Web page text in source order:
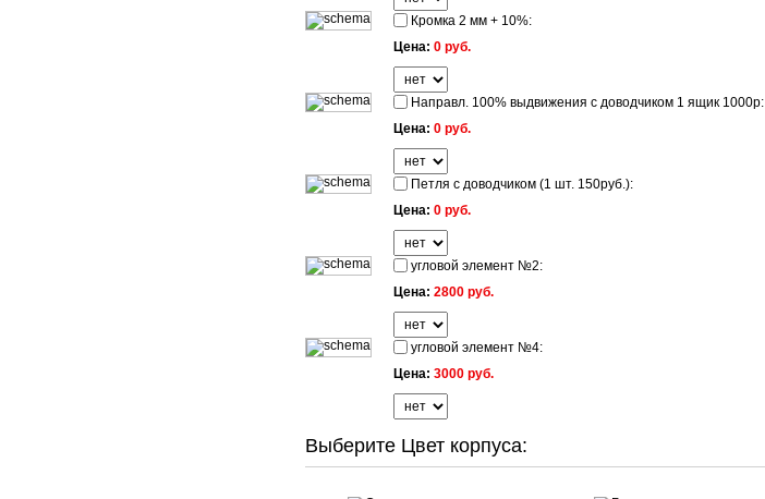
Кромка 2 мм + 10%:
Цена: 0 руб.
Направл. 100% выдвижения с доводчиком 1 ящик 1000р:
Цена: 0 руб.
Петля с доводчиком (1 шт. 150руб.):
Цена: 0 руб.
угловой элемент №2:
Цена: 2800 руб.
угловой элемент №4:
Цена: 3000 руб.
Выберите Цвет корпуса: